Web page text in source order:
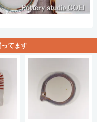
ってます